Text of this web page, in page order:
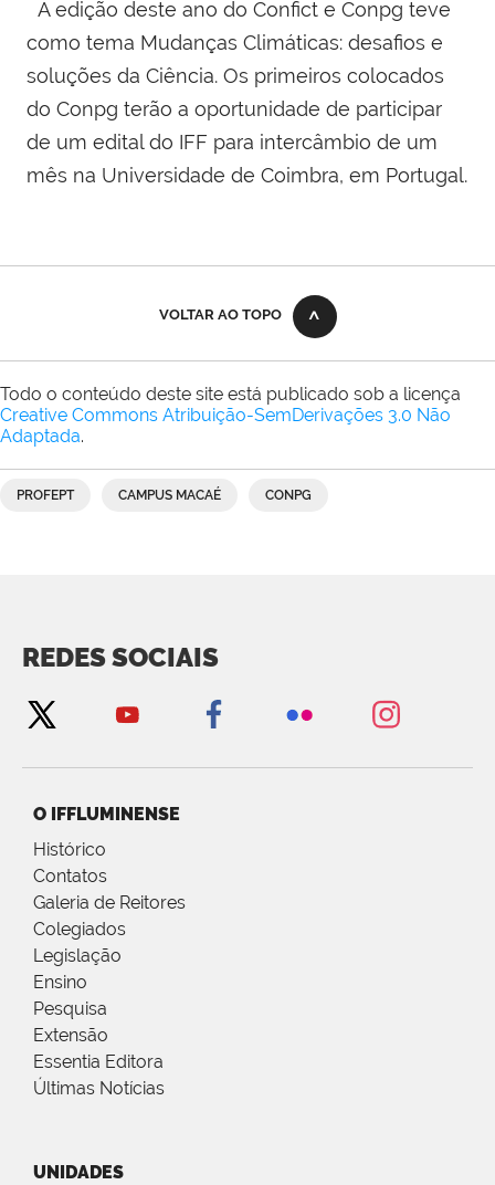
A edição deste ano do Confict e Conpg teve
como tema Mudanças Climáticas: desafios e
soluções da Ciência. Os primeiros colocados
do Conpg terão a oportunidade de participar
de um edital do IFF para intercâmbio de um
mês na Universidade de Coimbra, em Portugal.
VOLTAR AO TOPO
Todo o conteúdo deste site está publicado sob a licença
Creative Commons Atribuição-SemDerivações 3.0 Não
Adaptada.
PROFEPT CAMPUS MACAÉ CONPG
REDES SOCIAIS
O IFFLUMINENSE
Histórico
Contatos
Galeria de Reitores
Colegiados
Legislação
Ensino
Pesquisa
Extensão
Essentia Editora
Últimas Notícias
UNIDADES